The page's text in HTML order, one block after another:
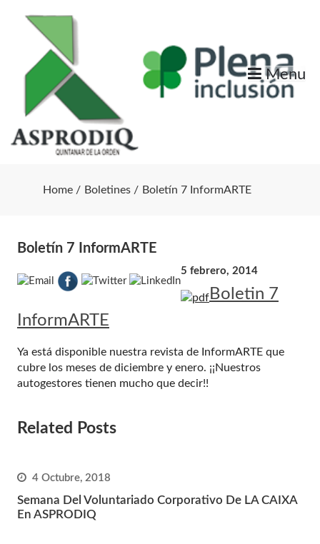
Menu
Home Boletines Boletín 7 InformARTE
Boletín 7 InformARTE
5 febrero, 2014
Boletin 7
InformARTE
Ya está disponible nuestra revista de InformARTE que
cubre los meses de diciembre y enero. ¡¡Nuestros
autogestores tienen mucho que decir!!
Related Posts
4 Octubre, 2018
Semana Del Voluntariado Corporativo De LA CAIXA
En ASPRODIQ